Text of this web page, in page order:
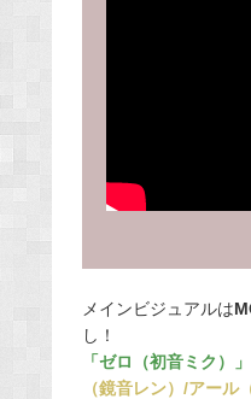
メインビジュアルは
し！
「ゼロ（初音ミク）」
（鏡音レン）/アール